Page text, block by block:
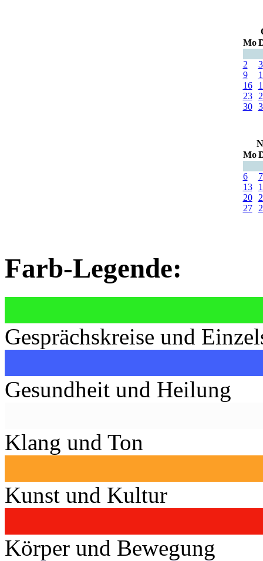
Mo
2
3
9
16
23
30
Mo
6
7
13
20
27
Farb-Legende:
Gesprächskreise und
Gesundheit und Heilung
Klang und Ton
Kunst und Kultur
Körper und Bewegung